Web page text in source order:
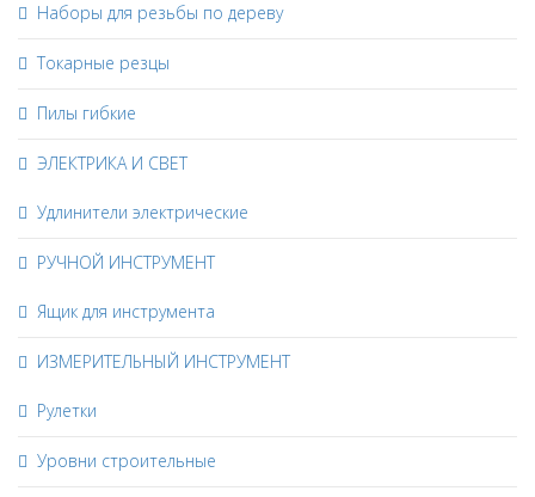
Наборы для резьбы по дереву
Токарные резцы
Пилы гибкие
ЭЛЕКТРИКА И СВЕТ
Удлинители электрические
РУЧНОЙ ИНСТРУМЕНТ
Ящик для инструмента
ИЗМЕРИТЕЛЬНЫЙ ИНСТРУМЕНТ
Рулетки
Уровни строительные